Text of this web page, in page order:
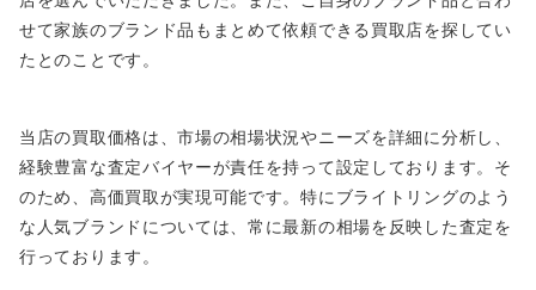
せて家族のブランド品もまとめて依頼できる買取店を探してい
たとのことです。
当店の買取価格は、市場の相場状況やニーズを詳細に分析し、
経験豊富な査定バイヤーが責任を持って設定しております。そ
のため、高価買取が実現可能です。特にブライトリングのよう
な人気ブランドについては、常に最新の相場を反映した査定を
行っております。